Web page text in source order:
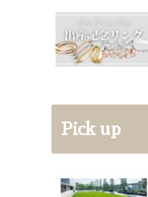
Pick up